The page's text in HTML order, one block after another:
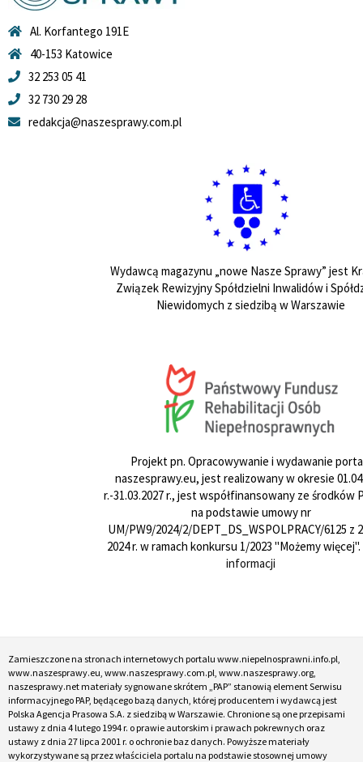
Al. Korfantego 191E
40-153 Katowice
32 253 05 41
32 730 29 28
redakcja@naszesprawy.com.pl
Wydawcą magazynu „nowe Nasze Sprawy” jest
Związek Rewizyjny Spółdzielni Inwalidów i
Niewidomych z siedzibą w Warszawie
Projekt pn. Opracowywanie i wydawanie
naszesprawy.eu, jest realizowany w okresie
r.-31.03.2027 r., jest współfinansowany ze środków
na podstawie umowy nr
UM/PW9/2024/2/DEPT_DS_WSPOLPRACY/6125 z
2024 r. w ramach konkursu 1/2023 "Możemy więcej".
informacji
Zamieszczone na stronach internetowych portalu www.niepelnosprawni.info.pl,
www.naszesprawy.eu, www.naszesprawy.com.pl, www.naszesprawy.org,
naszesprawy.net materiały sygnowane skrótem „PAP” stanowią element Serwisu
informacyjnego PAP, będącego bazą danych, której producentem i wydawcą jest
Polska Agencja Prasowa S.A. z siedzibą w Warszawie. Chronione są one przepisami
ustawy z dnia 4 lutego 1994 r. o prawie autorskim i prawach pokrewnych oraz
ustawy z dnia 27 lipca 2001 r. o ochronie baz danych. Powyższe materiały
wykorzystywane są przez właściciela portalu na podstawie stosownej umowy